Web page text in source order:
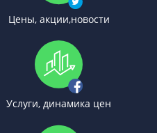
Цены, акции,новости
Услуги, динамика цен